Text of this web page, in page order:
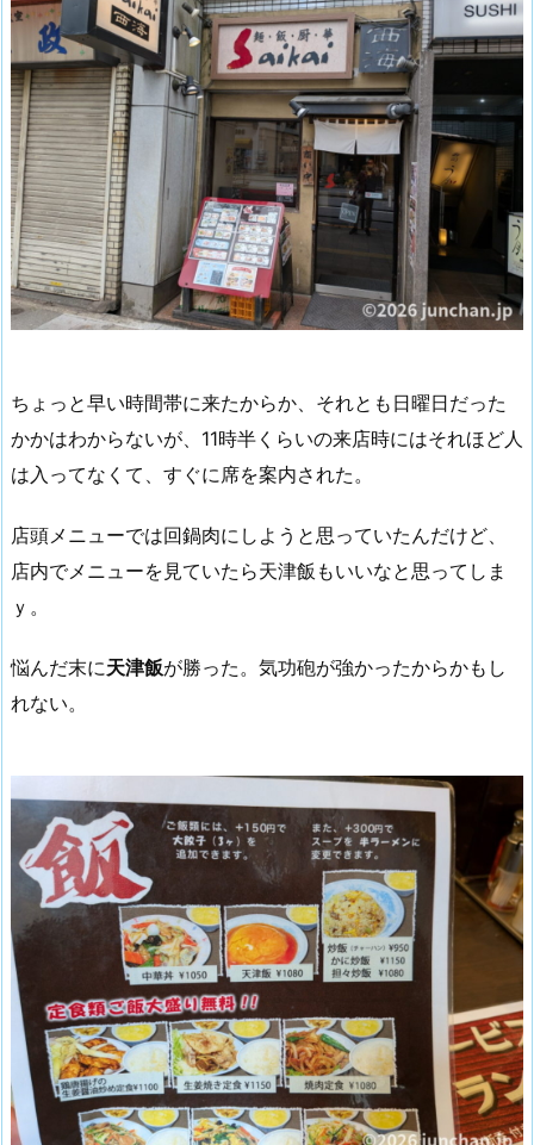
ちょっと早い時間帯に来たからか、それとも日曜日だった
かかはわからないが、11時半くらいの来店時にはそれほど人
は入ってなくて、すぐに席を案内された。
店頭メニューでは回鍋肉にしようと思っていたんだけど、
店内でメニューを見ていたら天津飯もいいなと思ってしま
ｙ。
悩んだ末に天津飯が勝った。気功砲が強かったからかもし
れない。